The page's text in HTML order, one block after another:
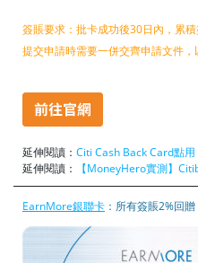
簽賬要求：批卡成功後30日內，累
提交申請時需要一併交齊申請文件，
延伸閱讀： Citi Cash Back Card點
延伸閱讀：
【MoneyHero實測】
EarnMore銀聯卡 ：所有簽賬2%回贈